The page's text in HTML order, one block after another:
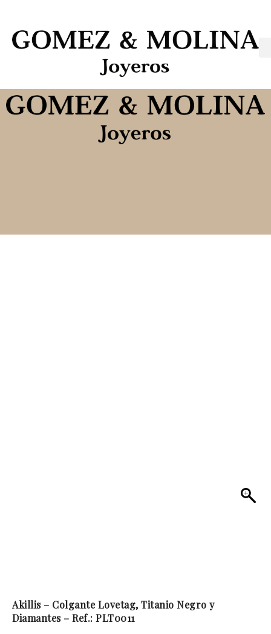
Akillis – Colgante Lovetag, Titanio Negro y
Diamantes – Ref.: PLT0011